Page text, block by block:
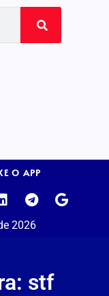
O APP
2026
stf